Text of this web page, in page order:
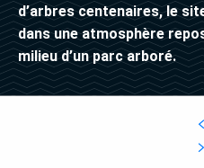
d’arbres centenaires, le
dans une atmosphère
milieu d’un parc arboré.